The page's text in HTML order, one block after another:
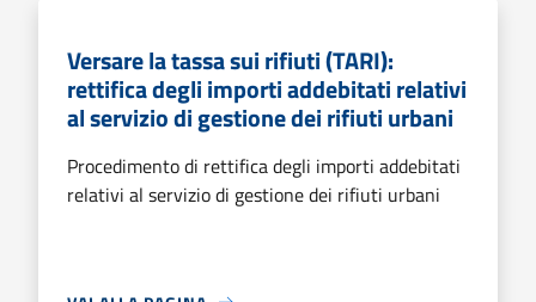
Versare la tassa sui rifiuti (TARI):
rettifica degli importi addebitati relativi
al servizio di gestione dei rifiuti urbani
Procedimento di rettifica degli importi addebitati
relativi al servizio di gestione dei rifiuti urbani